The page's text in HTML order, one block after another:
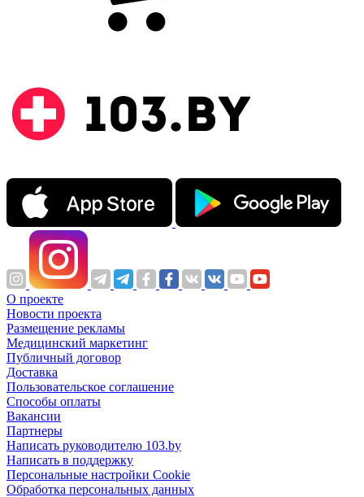
О проекте
Новости проекта
Размещение рекламы
Медицинский маркетинг
Публичный договор
Доставка
Пользовательское соглашение
Способы оплаты
Вакансии
Партнеры
Написать руководителю 103.by
Написать в поддержку
Персональные настройки Cookie
Обработка персональных данных